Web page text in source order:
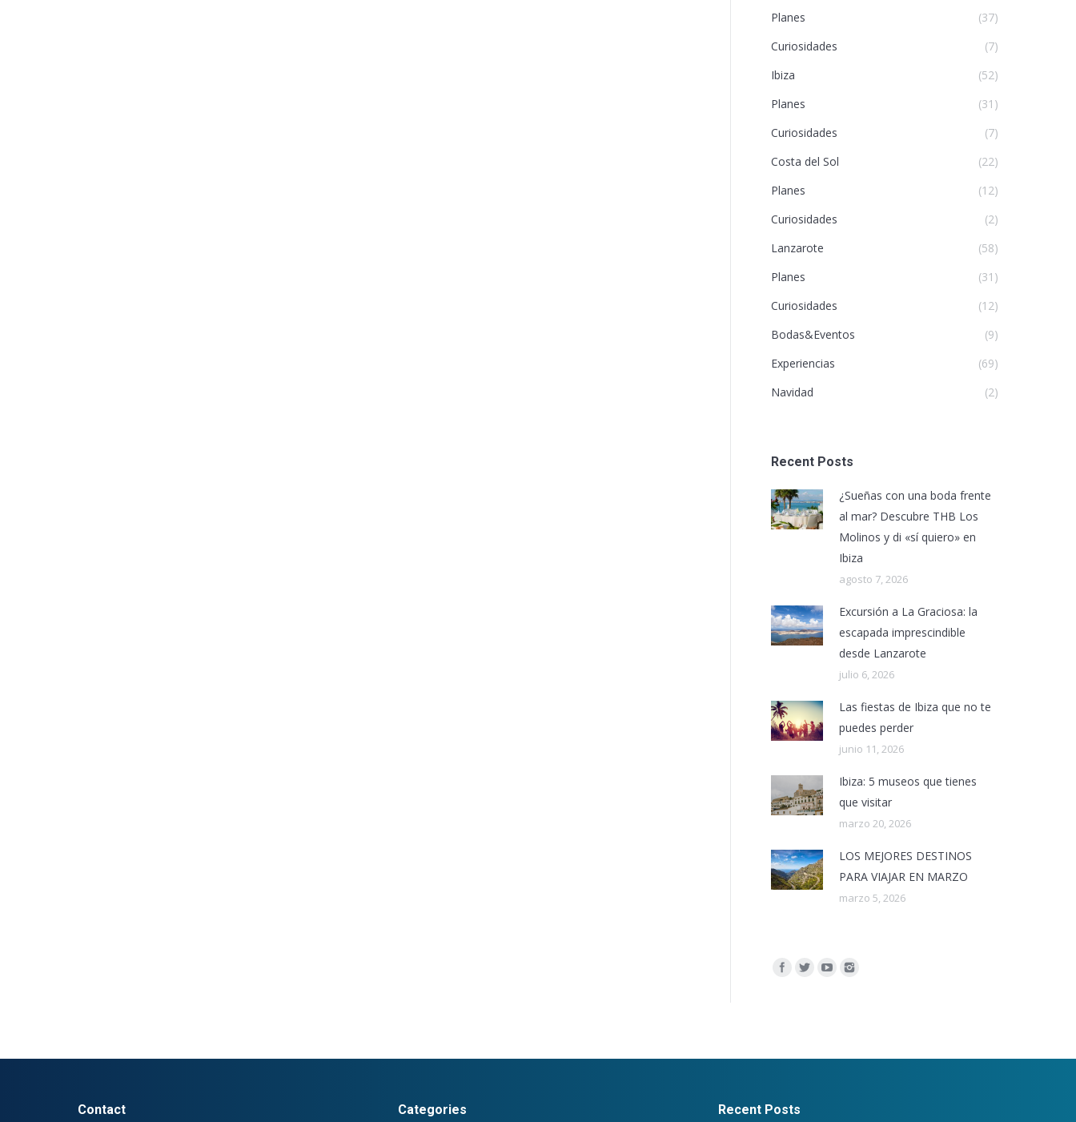
Planes
(37)
Curiosidades
(7)
Ibiza
(52)
Planes
(31)
Curiosidades
(7)
Costa del Sol
(22)
Planes
(12)
Curiosidades
(2)
Lanzarote
(58)
Planes
(31)
Curiosidades
(12)
Bodas&Eventos
(9)
Experiencias
(69)
Navidad
(2)
Recent Posts
¿Sueñas con una boda frente
al mar? Descubre THB Los
Molinos y di «sí quiero» en
Ibiza
agosto 7, 2026
Excursión a La Graciosa: la
escapada imprescindible
desde Lanzarote
julio 6, 2026
Las fiestas de Ibiza que no te
puedes perder
junio 11, 2026
Ibiza: 5 museos que tienes
que visitar
marzo 20, 2026
LOS MEJORES DESTINOS
PARA VIAJAR EN MARZO
marzo 5, 2026
Encuéntranos en:
Contact Categories Recent Posts